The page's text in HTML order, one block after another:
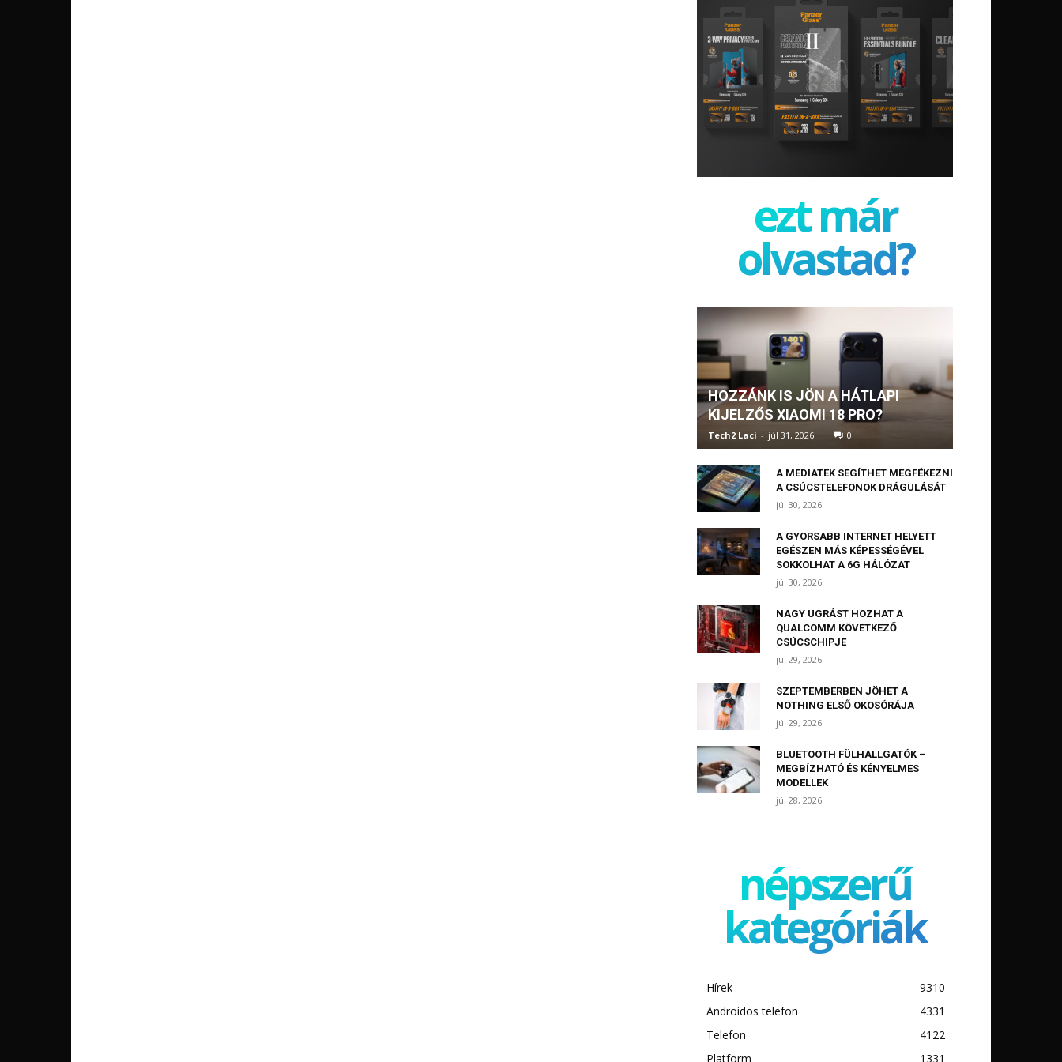
ezt már
olvastad?
HOZZÁNK IS JÖN A HÁTLAPI
KIJELZŐS XIAOMI 18 PRO?
Tech2 Laci - júl 31, 2026 0
A MEDIATEK SEGÍTHET MEGFÉKEZNI
A CSÚCSTELEFONOK DRÁGULÁSÁT
júl 30, 2026
A GYORSABB INTERNET HELYETT
EGÉSZEN MÁS KÉPESSÉGÉVEL
SOKKOLHAT A 6G HÁLÓZAT
júl 30, 2026
NAGY UGRÁST HOZHAT A
QUALCOMM KÖVETKEZŐ
CSÚCSCHIPJE
júl 29, 2026
SZEPTEMBERBEN JÖHET A
NOTHING ELSŐ OKOSÓRÁJA
júl 29, 2026
BLUETOOTH FÜLHALLGATÓK –
MEGBÍZHATÓ ÉS KÉNYELMES
MODELLEK
júl 28, 2026
népszerű
kategóriák
Hírek
9310
Androidos telefon
4331
Telefon
4122
Platform
1331